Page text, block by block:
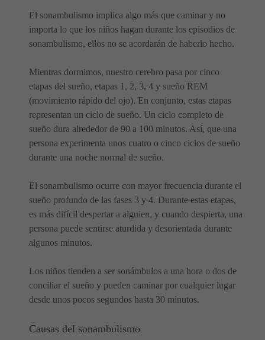
El sonambulismo implica algo más que caminar y no
importa lo que los niños hagan durante los episodios de
sonambulismo, ellos no se acordarán de haberlo hecho.
Mientras dormimos, nuestro cerebro pasa por cinco
etapas del sueño, etapas 1, 2, 3, 4 y sueño REM
(movimiento rápido del ojo). En conjunto, estas etapas
representan un ciclo de sueño. Un ciclo completo de
sueño dura alrededor de 90 a 100 minutos. Así, que una
persona experimenta unos cuatro o cinco ciclos de sueño
durante una noche normal de sueño.
El sonambulismo ocurre con mayor frecuencia durante el
sueño profundo de las fases 3 y 4. Durante estas etapas,
es más difícil despertar a alguien, y cuando despierta, una
persona puede sentirse aturdida y desorientada durante
algunos minutos.
Los niños tienden a ser sonámbulos a una hora o dos de
conciliar el sueño y pueden caminar por cualquier lugar
desde unos pocos segundos hasta 30 minutos.
Causas del sonambulismo